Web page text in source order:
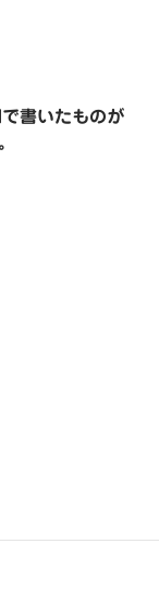
書いたものが